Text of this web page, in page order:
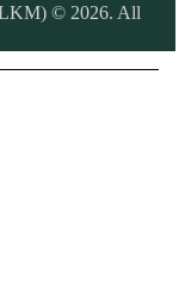
© 2026. All